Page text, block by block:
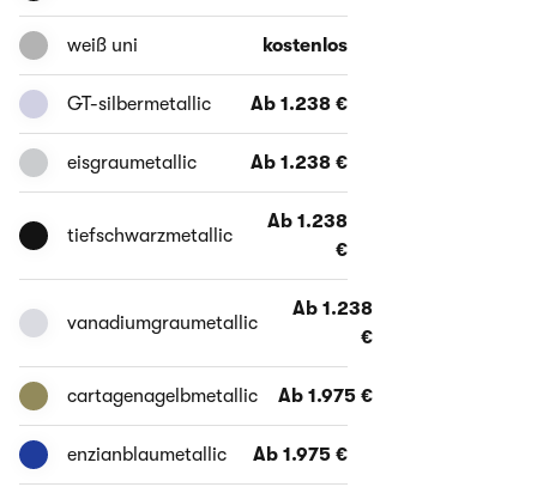
weiß uni kostenlos
GT-silbermetallic Ab 1.238 €
eisgraumetallic Ab 1.238 €
tiefschwarzmetallic
Ab 1.238
€
vanadiumgraumetallic
Ab 1.238
€
cartagenagelbmetallic Ab 1.975 €
enzianblaumetallic Ab 1.975 €